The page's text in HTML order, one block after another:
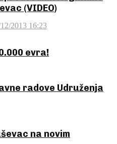
(VIDEO)
2013 16:23
evra!
radove Udruženja
na novim